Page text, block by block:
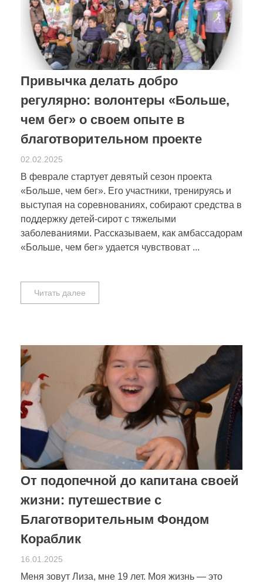
Привычка делать добро
регулярно: волонтеры «Больше,
чем бег» о своем опыте в
благотворительном проекте
02.02.2025
В феврале стартует девятый сезон проекта
«Больше, чем бег». Его участники, тренируясь и
выступая на соревнованиях, собирают средства в
поддержку детей-сирот с тяжелыми
заболеваниями. Рассказываем, как амбассадорам
«Больше, чем бег» удается чувствоват ...
Читать далее
От подопечной до капитана своей
жизни: путешествие с
Благотворительным Фондом
Кораблик
16.01.2025
Меня зовут Лиза, мне 19 лет. Моя жизнь — это